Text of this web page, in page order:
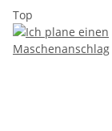
Top